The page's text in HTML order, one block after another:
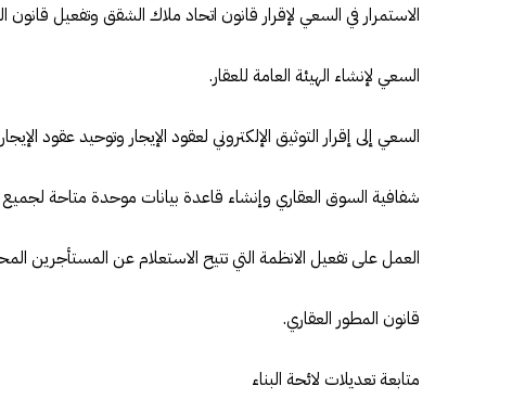
الاستمرار في السعي لإقرار قانون اتحاد ملاك الشقق وتفعيل قانون
السعي لإنشاء الهيئة العامة للعقار.
السعي إلى إقرار التوثيق الإلكتروني لعقود الإيجار وتوحيد عقود
شفافية السوق العقاري وإنشاء قاعدة بيانات موحدة متاحة لجميع
العمل على تفعيل الانظمة التي تتيح الاستعلام عن المستأجرين
قانون المطور العقاري.
متابعة تعديلات لائحة البناء